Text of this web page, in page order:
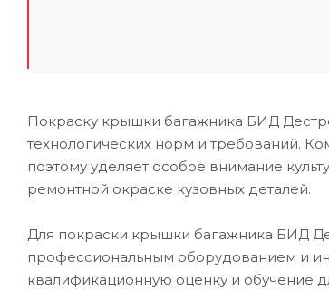
Покраску крышки багажника БИД
технологических норм и требований.
поэтому уделяет особое внимание
ремонтной окраске кузовных деталей.
Для покраски крышки багажника БИД
профессиональным оборудованием и
квалификационную оценку и обучение